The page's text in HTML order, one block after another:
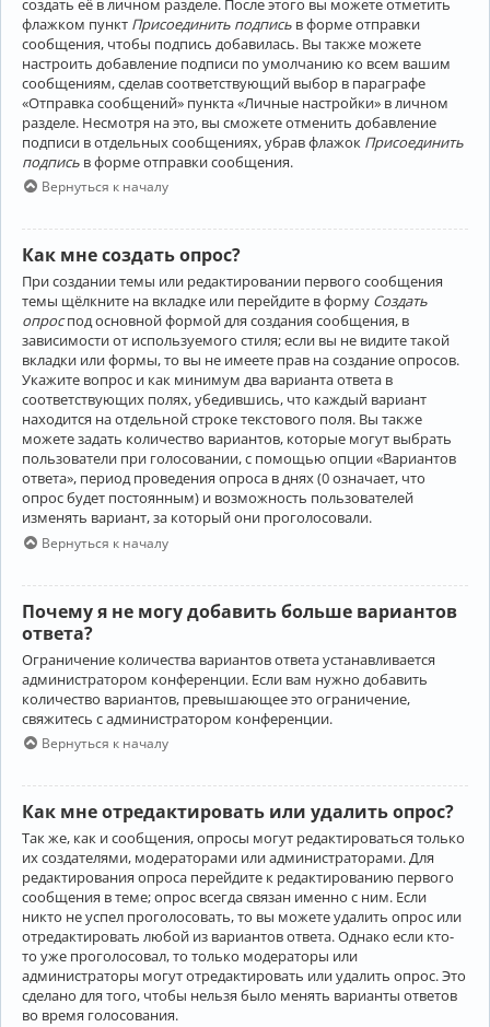
флажком пункт Присоединить подпись в форме отправки
сообщения, чтобы подпись добавилась. Вы также можете
настроить добавление подписи по умолчанию ко всем вашим
сообщениям, сделав соответствующий выбор в параграфе
«Отправка сообщений» пункта «Личные настройки» в личном
разделе. Несмотря на это, вы сможете отменить добавление
подписи в отдельных сообщениях, убрав флажок Присоединить
подпись в форме отправки сообщения.
Вернуться к началу
Как мне создать опрос?
При создании темы или редактировании первого сообщения
темы щёлкните на вкладке или перейдите в форму Создать
опроспод основной формой для создания сообщения, в
зависимости от используемого стиля; если вы не видите такой
вкладки или формы, то вы не имеете прав на создание опросов.
Укажите вопрос и как минимум два варианта ответа в
соответствующих полях, убедившись, что каждый вариант
находится на отдельной строке текстового поля. Вы также
можете задать количество вариантов, которые могут выбрать
пользователи при голосовании, с помощью опции «Вариантов
ответа», период проведения опроса в днях (0 означает, что
опрос будет постоянным) и возможность пользователей
изменять вариант, за который они проголосовали.
Вернуться к началу
Почему я не могу добавить больше вариантов
ответа?
Ограничение количества вариантов ответа устанавливается
администратором конференции. Если вам нужно добавить
количество вариантов, превышающее это ограничение,
свяжитесь с администратором конференции.
Вернуться к началу
Как мне отредактировать или удалить опрос?
Так же, как и сообщения, опросы могут редактироваться только
их создателями, модераторами или администраторами. Для
редактирования опроса перейдите к редактированию первого
сообщения в теме; опрос всегда связан именно с ним. Если
никто не успел проголосовать, то вы можете удалить опрос или
отредактировать любой из вариантов ответа. Однако если кто-
то уже проголосовал, то только модераторы или
администраторы могут отредактировать или удалить опрос. Это
сделано для того, чтобы нельзя было менять варианты ответов
во время голосования.